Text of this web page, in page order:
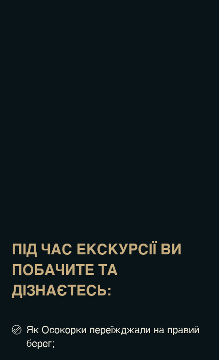
ПІД ЧАС ЕКСКУРСІЇ ВИ
ПОБАЧИТЕ ТА
ДІЗНАЄТЕСЬ:
Як Осокорки переїжджали на правий
берег;